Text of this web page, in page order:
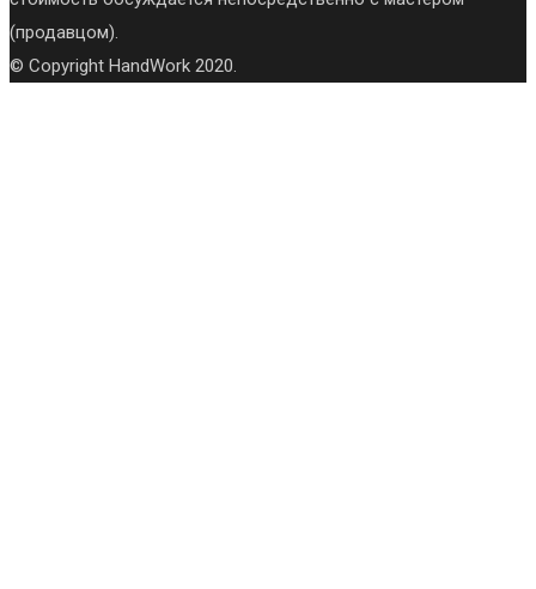
(продавцом).
© Copyright HandWork 2020.